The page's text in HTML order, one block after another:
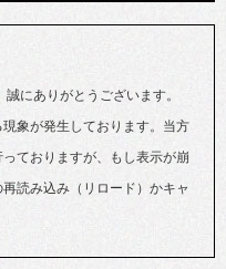
にありがとうございます。
象が発生しております。当方
ておりますが、もし表示が崩
読み込み（リロード）かキャ